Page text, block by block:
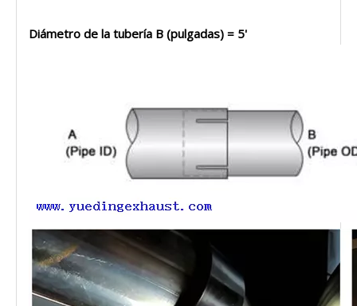
Diámetro de la tubería B (pulgadas) = ​​5'